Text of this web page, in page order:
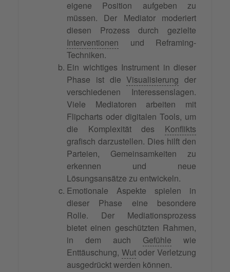
eigene Position aufgeben zu
müssen. Der Mediator moderiert
diesen Prozess durch gezielte
Interventionen und Reframing-
Techniken.
Ein wichtiges Instrument in dieser
Phase ist die Visualisierung der
verschiedenen Interessenslagen.
Viele Mediatoren arbeiten mit
Flipcharts oder digitalen Tools, um
die Komplexität des Konflikts
grafisch darzustellen. Dies hilft den
Parteien, Gemeinsamkeiten zu
erkennen und neue
Lösungsansätze zu entwickeln.
Emotionale Aspekte spielen in
dieser Phase eine besondere
Rolle. Der Mediationsprozess
bietet einen geschützten Rahmen,
in dem auch Gefühle wie
Enttäuschung, Wutoder Verletzung
ausgedrückt werden können.